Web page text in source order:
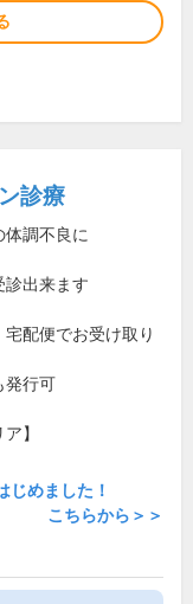
診療
調不良に
診出来ます
配便でお受け取り
発行可
】
じめました！
こちらから＞＞